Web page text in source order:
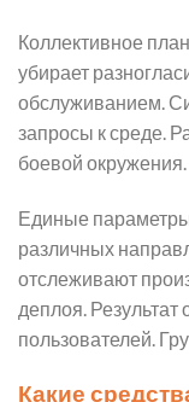
Коллективное
убирает
обслуживанием.
запросы к среде.
боевой окружения.
Единые
различных
отслеживают
деплоя. Результат
пользователей.
Какие